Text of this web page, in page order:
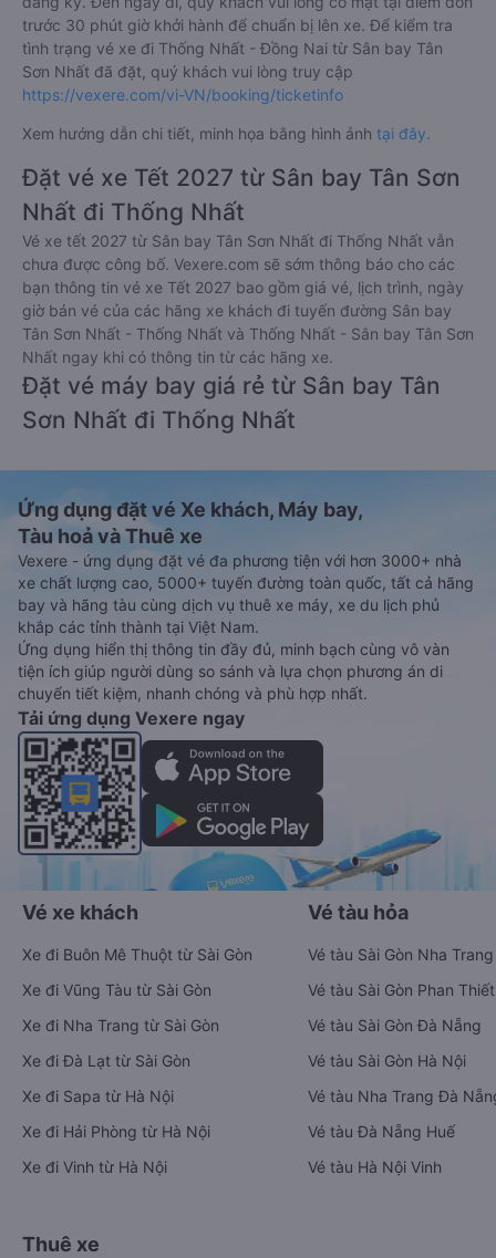
trước 30 phút giờ khởi hành để chuẩn bị lên xe. Để kiểm tra
tình trạng vé xe đi Thống Nhất - Đồng Nai từ Sân bay Tân
Sơn Nhất đã đặt, quý khách vui lòng truy cập
https://vexere.com/vi-VN/booking/ticketinfo
Xem hướng dẫn chi tiết, minh họa bằng hình ảnh tại đây.
Đặt vé xe Tết 2027 từ Sân bay Tân Sơn
Nhất đi Thống Nhất
Vé xe tết 2027 từ Sân bay Tân Sơn Nhất đi Thống Nhất vẫn
chưa được công bố. Vexere.com sẽ sớm thông báo cho các
bạn thông tin vé xe Tết 2027 bao gồm giá vé, lịch trình, ngày
giờ bán vé của các hãng xe khách đi tuyến đường Sân bay
Tân Sơn Nhất - Thống Nhất và Thống Nhất - Sân bay Tân Sơn
Nhất ngay khi có thông tin từ các hãng xe.
Đặt vé máy bay giá rẻ từ Sân bay Tân
Sơn Nhất đi Thống Nhất
Ứng dụng đặt vé Xe khách, Máy bay,
Tàu hoả và Thuê xe
Vexere - ứng dụng đặt vé đa phương tiện với hơn 3000+ nhà
xe chất lượng cao, 5000+ tuyến đường toàn quốc, tất cả hãng
bay và hãng tàu cùng dịch vụ thuê xe máy, xe du lịch phủ
khắp các tỉnh thành tại Việt Nam.
Ứng dụng hiển thị thông tin đầy đủ, minh bạch cùng vô vàn
tiện ích giúp người dùng so sánh và lựa chọn phương án di
chuyển tiết kiệm, nhanh chóng và phù hợp nhất.
Tải ứng dụng Vexere ngay
Vé xe khách
Xe đi Buôn Mê Thuột từ Sài Gòn
Xe đi Vũng Tàu từ Sài Gòn
Xe đi Nha Trang từ Sài Gòn
Xe đi Đà Lạt từ Sài Gòn
Xe đi Sapa từ Hà Nội
Xe đi Hải Phòng từ Hà Nội
Xe đi Vinh từ Hà Nội
Vé tàu hỏa
Vé tàu Sài Gòn Nha Trang
Vé tàu Sài Gòn Phan Thiết
Vé tàu Sài Gòn Đà Nẵng
Vé tàu Sài Gòn Hà Nội
Vé tàu Nha Trang Đà
Vé tàu Đà Nẵng Huế
Vé tàu Hà Nội Vinh
Thuê xe